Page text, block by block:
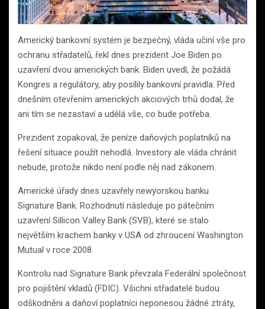
Americký bankovní systém je bezpečný, vláda učiní vše pro
ochranu střadatelů, řekl dnes prezident Joe Biden po
uzavření dvou amerických bank. Biden uvedl, že požádá
Kongres a regulátory, aby posílily bankovní pravidla. Před
dnešním otevřením amerických akciových trhů dodal, že
ani tím se nezastaví a udělá vše, co bude potřeba.
Prezident zopakoval, že peníze daňových poplatníků na
řešení situace použít nehodlá. Investory ale vláda chránit
nebude, protože nikdo není podle něj nad zákonem.
Americké úřady dnes uzavřely newyorskou banku
Signature Bank. Rozhodnutí následuje po pátečním
uzavření Sillicon Valley Bank (SVB), které se stalo
největším krachem banky v USA od zhroucení Washington
Mutual v roce 2008.
Kontrolu nad Signature Bank převzala Federální společnost
pro pojištění vkladů (FDIC). Všichni střadatelé budou
odškodněni a daňoví poplatníci neponesou žádné ztráty,